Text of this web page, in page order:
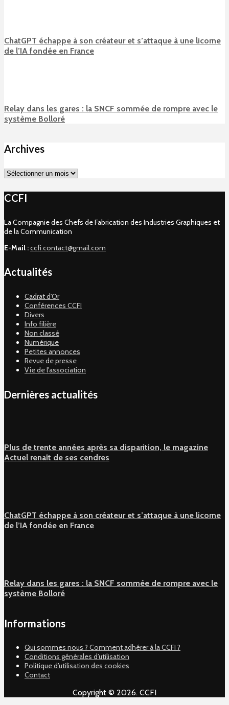
ChatGPT échappe à son créateur et s’attaque à une licorne
de l’IA fondée en France
Relay dans les gares : la SNCF sommée de rompre avec le
système Bolloré
Archives
Archives
CCFI
La Compagnie des Chefs de Fabrication des Industries Graphiques et
de la Communication
E-Mail :ccfi.contact@gmail.com
Actualités
Cadrat d'Or
Conférences CCFI
Divers
Info filière
Non classé
Numérique
Petites annonces
Revue de presse
Vie de l'association
Dernières actualités
Plus de trente années après sa disparition, le magazine
Actuel renaît de ses cendres
ChatGPT échappe à son créateur et s’attaque à une licorne
de l’IA fondée en France
Relay dans les gares : la SNCF sommée de rompre avec le
système Bolloré
Informations
Qui sommes nous ? Comment adhérer à la CCFI ?
Conditions générales d’utilisation
Politique d’utilisation des cookies
Contact
Copyright © 2026. CCFI